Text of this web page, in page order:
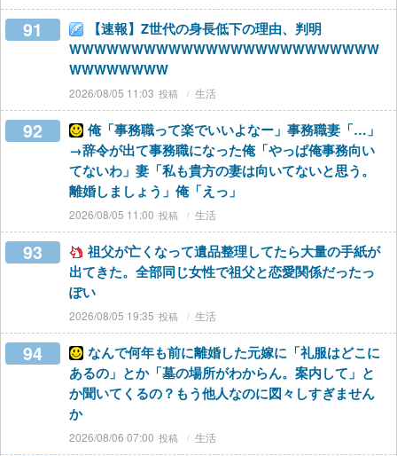
91
【速報】Z世代の身長低下の理由、判明
WWWWWWWWWWWWWWWWWWWWWWWWW
WWWWWWWW
2026/08/05 11:03 生活
92
俺「事務職って楽でいいよなー」事務職妻「…」
→辞令が出て事務職になった俺「やっぱ俺事務向い
てないわ」妻「私も貴方の妻は向いてないと思う。
離婚しましょう」俺「えっ」
2026/08/05 11:00 生活
93
祖父が亡くなって遺品整理してたら大量の手紙が
出てきた。全部同じ女性で祖父と恋愛関係だったっ
ぽい
2026/08/05 19:35 生活
94
なんで何年も前に離婚した元嫁に「礼服はどこに
あるの」とか「墓の場所がわからん。案内して」と
か聞いてくるの？もう他人なのに図々しすぎません
か
2026/08/06 07:00 生活